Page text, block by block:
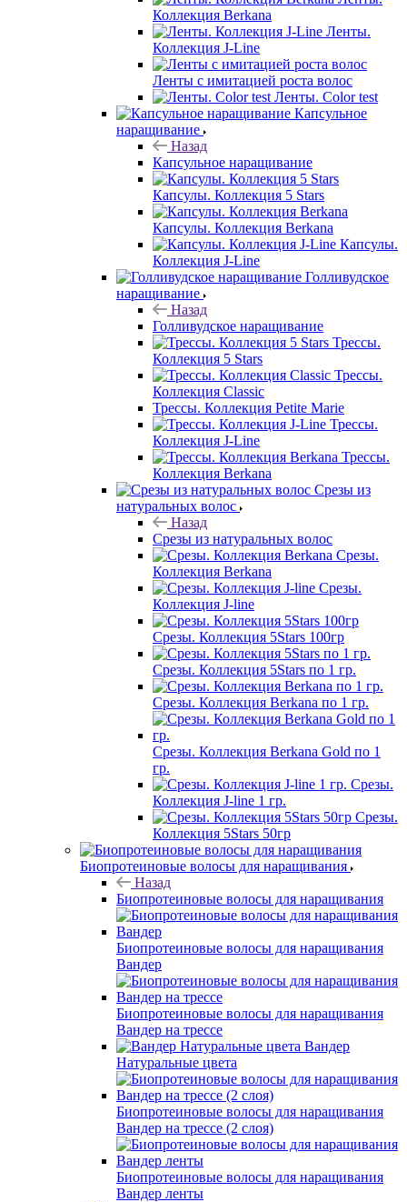
Коллекция Berkana
Ленты.
Коллекция J-Line
Ленты с имитацией роста волос
Ленты. Color test
Капсульное
наращивание
Назад
Капсульное наращивание
Капсулы. Коллекция 5 Stars
Капсулы. Коллекция Berkana
Капсулы.
Коллекция J-Line
Голливудское
наращивание
Назад
Голливудское наращивание
Трессы.
Коллекция 5 Stars
Трессы.
Коллекция Classic
Трессы. Коллекция Petite Marie
Трессы.
Коллекция J-Line
Трессы.
Коллекция Berkana
Срезы из
натуральных волос
Назад
Срезы из натуральных волос
Срезы.
Коллекция Berkana
Срезы.
Коллекция J-line
Срезы. Коллекция 5Stars 100гр
Срезы. Коллекция 5Stars по 1 гр.
Срезы. Коллекция Berkana по 1 гр.
Срезы. Коллекция Berkana Gold по 1
гр.
Срезы.
Коллекция J-line 1 гр.
Срезы.
Коллекция 5Stars 50гр
Биопротеиновые волосы для наращивания
Назад
Биопротеиновые волосы для наращивания
Биопротеиновые волосы для наращивания
Вандер
Биопротеиновые волосы для наращивания
Вандер на трессе
Вандер
Натуральные цвета
Биопротеиновые волосы для наращивания
Вандер на трессе (2 слоя)
Биопротеиновые волосы для наращивания
Вандер ленты